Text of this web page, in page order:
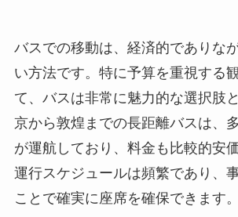
バスでの移動は、経済的でありな
い方法です。特に予算を重視する
て、バスは非常に魅力的な選択肢
京から敦煌までの長距離バスは、
が運航しており、料金も比較的安
運行スケジュールは頻繁であり、
ことで確実に座席を確保できます。